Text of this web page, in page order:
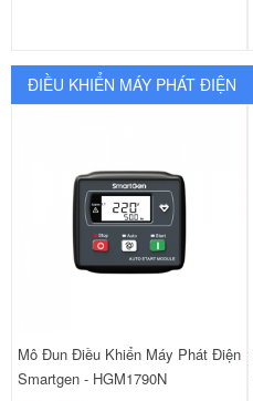
ĐIỀU KHIỂN MÁY PHÁT ĐIỆN
Mô Đun Điều Khiển Máy Phát Điện
Smartgen - HGM1790N